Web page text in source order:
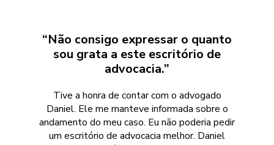
“Não consigo expressar o quanto
sou grata a este escritório de
advocacia.”
Tive a honra de contar com o advogado
Daniel. Ele me manteve informada sobre o
andamento do meu caso. Eu não poderia pedir
um escritório de advocacia melhor. Daniel